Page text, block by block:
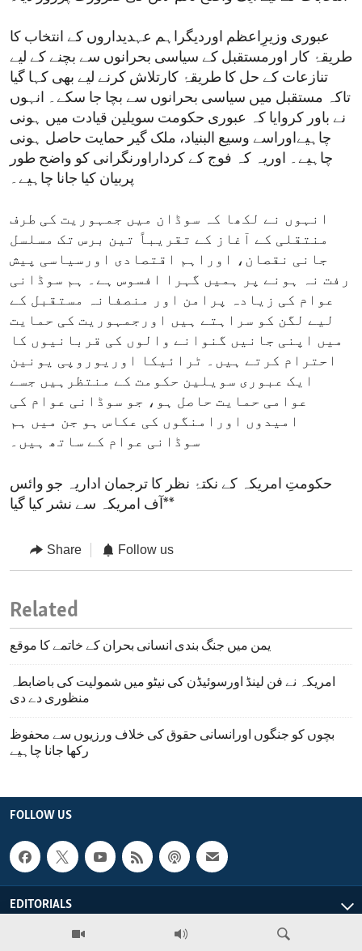
عبوری وزیرِاعظم اوردیگراہم عہدیداروں کے انتخاب کا
طریقۂ کار اورمستقبل کے سیاسی بحرانوں سے بچنے کے لیے
تنازعات کے حل کا طریقۂ کارتلاش کرنے لیے بھی کہا گیا
تاکہ مستقبل میں سیاسی بحرانوں سے بچا جا سکے۔ انہوں
نے باور کروایا کہ عبوری حکومت سویلین قیادت میں ہونی
چاہیےاوراسے وسیع البنیاد، ملک گیر حمایت حاصل ہونی
چاہیے۔ اوریہ کہ فوج کے کرداراورنگرانی کو واضح طور
پربیان کیا جانا چاہیے۔
انہوں نے لکھا کہ سوڈان میں جمہوریت کی طرف
منتقلی کے آغاز کے تقریباً تین برس تک مسلسل
جانی نقصان، اوراہم اقتصادی اورسیاسی پیش
رفت نہ ہونے پر ہمیں گہرا افسوس ہے۔ ہم سوڈانی
عوام کی زیادہ پرامن اور منصفانہ مستقبل کے
لیے لگن کو سراہتے ہیں اورجمہوریت کی حمایت
میں اپنی جانیں گنوانے والوں کی قربانیوں کا
احترام کرتے ہیں۔ ٹرائیکا اوریوروپی یونین
ایک عبوری سویلین حکومت کے منتظرہیں جسے
عوامی حمایت حاصل ہو، جو سوڈانی عوام کی
امیدوں اورامنگوں کی عکاس ہو جن میں ہم
سوڈانی عوام کے ساتھ ہیں۔
حکومتِ امریکہ کے نکتۂ نظر کا ترجمان اداریہ جو وائس
آف امریکہ سے نشر کیا گیا**
Share Follow us
Related
یمن میں جنگ بندی انسانی بحران کے خاتمے کا موقع
امریکہ نے فن لینڈ اورسوئیڈن کی نیٹو میں شمولیت کی باضابطہ
منظوری دے دی
بچوں کو جنگوں اورانسانی حقوق کی خلاف ورزیوں سے محفوظ
رکھا جانا چاہیے
FOLLOW US
EDITORIALS